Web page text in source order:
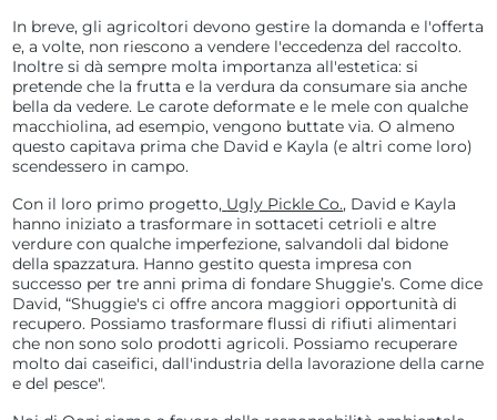
In breve, gli agricoltori devono gestire la domanda e l'offerta
e, a volte, non riescono a vendere l'eccedenza del raccolto.
Inoltre si dà sempre molta importanza all'estetica: si
pretende che la frutta e la verdura da consumare sia anche
bella da vedere. Le carote deformate e le mele con qualche
macchiolina, ad esempio, vengono buttate via. O almeno
questo capitava prima che David e Kayla (e altri come loro)
scendessero in campo.
Con il loro primo progetto, Ugly Pickle Co., David e Kayla
hanno iniziato a trasformare in sottaceti cetrioli e altre
verdure con qualche imperfezione, salvandoli dal bidone
della spazzatura. Hanno gestito questa impresa con
successo per tre anni prima di fondare Shuggie’s. Come dice
David, “Shuggie's ci offre ancora maggiori opportunità di
recupero. Possiamo trasformare flussi di rifiuti alimentari
che non sono solo prodotti agricoli. Possiamo recuperare
molto dai caseifici, dall'industria della lavorazione della carne
e del pesce".